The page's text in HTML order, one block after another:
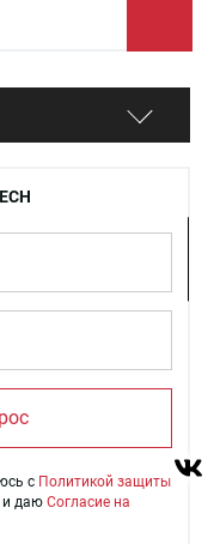
с Политикой защиты
и даю Согласие на